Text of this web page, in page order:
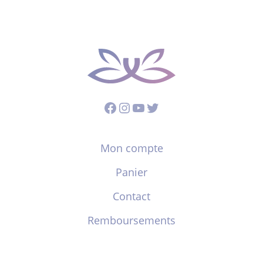
Facebook
Instagram
YouTube
Twitter
Mon compte
Panier
Contact
Remboursements